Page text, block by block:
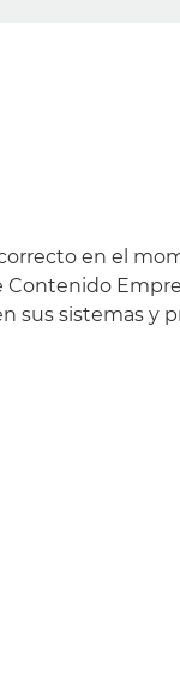
en el
sus sistemas y